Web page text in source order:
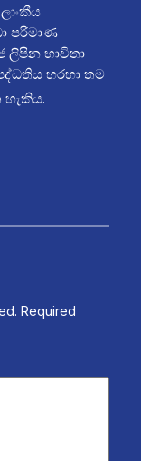
පරිමාණ
ලිපින භාවිතා
හරහා තම
Required